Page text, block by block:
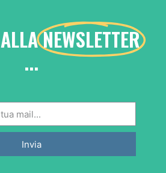
NEWSLETTER
...
Invia